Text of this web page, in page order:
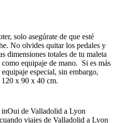
solo asegúrate de que esté
No olvides quitar los pedales y
dimensiones totales de tu maleta
equipaje de mano. Si es más
especial, sin embargo,
120 x 90 x 40 cm.
de Valladolid a Lyon
viajes de Valladolid a Lyon